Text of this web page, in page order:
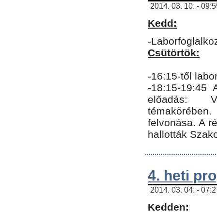
2014. 03. 10. -
Kedd:
-
Csütörtök:
-16:15-től
-18:15-19:45
előadás:
felvonása. A
hallották
4. heti
2014. 03. 04. -
Kedden: